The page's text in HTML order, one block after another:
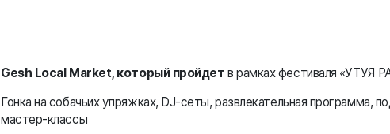
Gesh Local Market, который пройдет в рамках фестиваля
Гонка на собачьих упряжках, DJ-cеты, развлекательная программа,
мастер-классы